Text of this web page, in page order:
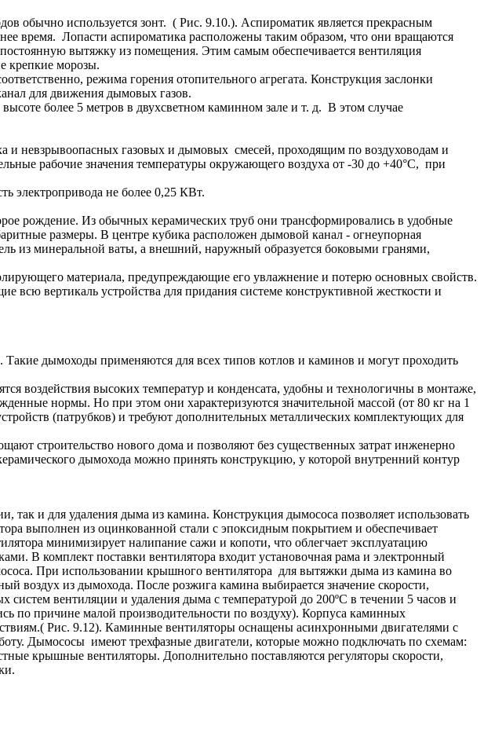
обычно используется зонт. ( Рис. 9.10.). Аспироматик является прекрасным
время. Лопасти аспироматика расположены таким образом, что они вращаются
вытяжку из помещения. Этим самым обеспечивается вентиляция
крепкие морозы.
режима горения отопительного агрегата. Конструкция заслонки
для движения дымовых газов.
более 5 метров в двухсветном каминном зале и т. д. В этом случае
и невзрывоопасных газовых и дымовых смесей, проходящим по воздуховодам и
рабочие значения температуры окружающего воздуха от -30 до +40°С, при
электропривода не более 0,25 КВт.
рождение. Из обычных керамических труб они трансформировались в удобные
размеры. В центре кубика расположен дымовой канал - огнеупорная
из минеральной ваты, а внешний, наружный образуется боковыми гранями,
материала, предупреждающие его увлажнение и потерю основных свойств.
вертикаль устройства для придания системе конструктивной жесткости и
дымоходы применяются для всех типов котлов и каминов и могут проходить
воздействия высоких температур и конденсата, удобны и технологичны в монтаже,
нормы. Но при этом они характеризуются значительной массой (от 80 кг на 1
(патрубков) и требуют дополнительных металлических комплектующих для
строительство нового дома и позволяют без существенных затрат инженерно
дымохода можно принять конструкцию, у которой внутренний контур
и для удаления дыма из камина. Конструкция дымососа позволяет использовать
выполнен из оцинкованной стали с эпоксидным покрытием и обеспечивает
минимизирует налипание сажи и копоти, что облегчает эксплуатацию
В комплект поставки вентилятора входит установочная рама и электронный
При использовании крышного вентилятора для вытяжки дыма из камина во
воздух из дымохода. После розжига камина выбирается значение скорости,
вентиляции и удаления дыма с температурой до 200ºС в течении 5 часов и
по причине малой производительности по воздуху). Корпуса каминных
Рис. 9.12). Каминные вентиляторы оснащены асинхронными двигателями с
Дымососы имеют трехфазные двигатели, которые можно подключать по схемам:
крышные вентиляторы. Дополнительно поставляются регуляторы скорости,